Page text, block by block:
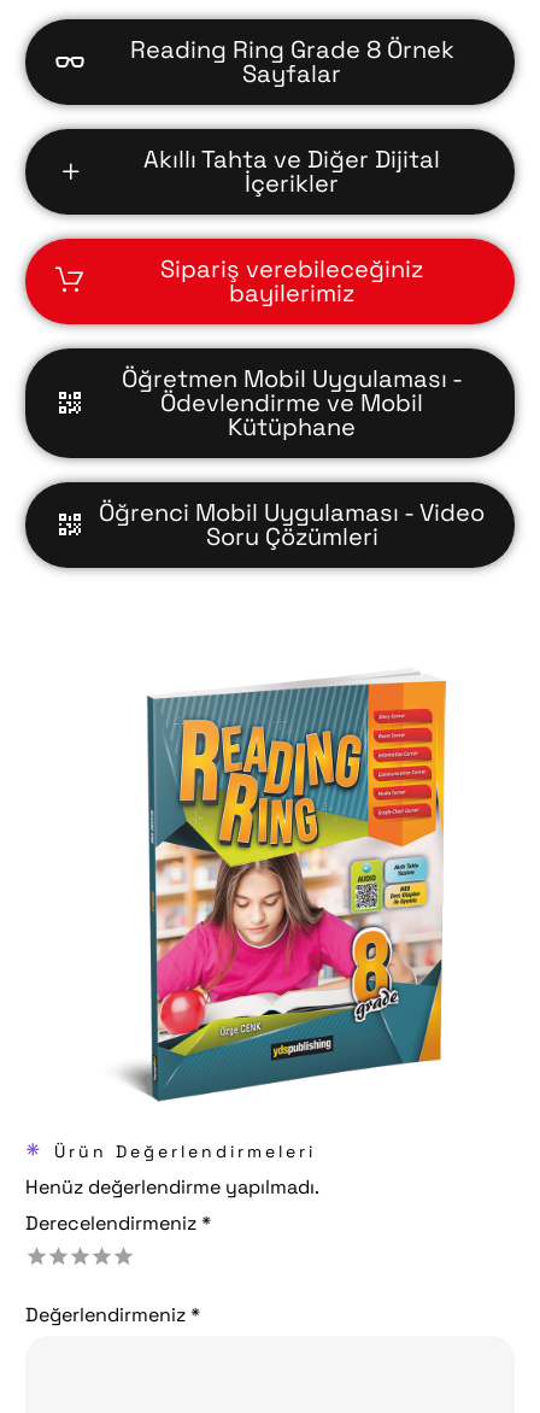
Reading Ring Grade 8 Örnek
Sayfalar
Akıllı Tahta ve Diğer Dijital
İçerikler
Sipariş verebileceğiniz
bayilerimiz
Öğretmen Mobil Uygulaması -
Ödevlendirme ve Mobil
Kütüphane
Öğrenci Mobil Uygulaması - Video
Soru Çözümleri
* Ürün Değerlendirmeleri
Henüz değerlendirme yapılmadı.
Derecelendirmeniz*
Değerlendirmeniz*